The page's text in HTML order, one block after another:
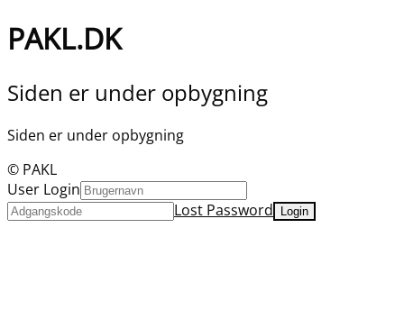
PAKL.DK
Siden er under opbygning
Siden er under opbygning
© PAKL
User Login
Lost Password